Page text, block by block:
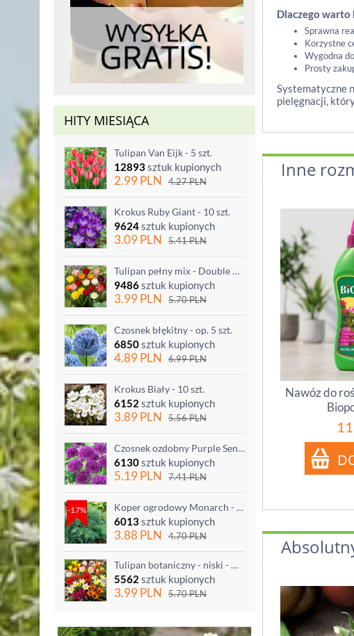
HITY MIESIĄCA
Tulipan Van Eijk - 5 szt.
12893sztuk kupionych
2.99PLN 4.27PLN
Krokus Ruby Giant - 10 szt.
9624sztuk kupionych
3.09PLN 5.41PLN
Tulipan pełny mix - Double mix - 5 szt.
9486sztuk kupionych
3.99PLN 5.70PLN
Czosnek błękitny - op. 5 szt.
6850sztuk kupionych
4.89PLN 6.99PLN
Krokus Biały - 10 szt.
6152 sztuk kupionych
3.89PLN 5.56PLN
Czosnek ozdobny Purple Sensation - op. 3 szt.
6130sztuk kupionych
5.19PLN 7.41PLN
-17% Koper ogrodowy Monarch - po ścięciu odrasta
6013sztuk kupionych
3.88 PLN 4.70PLN
Tulipan botaniczny - niski - mix kolorów - 5 szt.
5562 sztuk kupionych
3.99PLN 5.70PLN
Dlaczego warto
Sprawna
Korzystne
Wygodna
Prosty
Systematyczne
pielęgnacji,
Inne
Nawóz do